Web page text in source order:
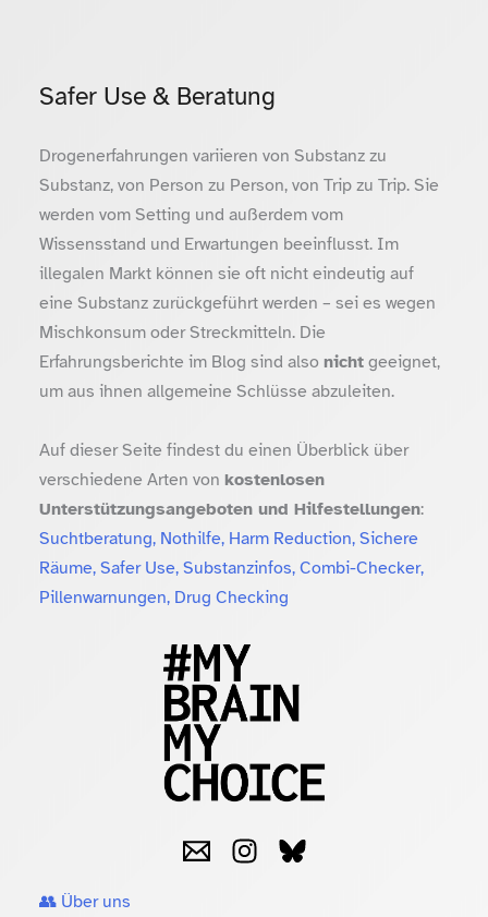
Safer Use & Beratung
Drogenerfahrungen variieren von Substanz zu
Substanz, von Person zu Person, von Trip zu Trip. Sie
werden vom Setting und außerdem vom
Wissensstand und Erwartungen beeinflusst. Im
illegalen Markt können sie oft nicht eindeutig auf
eine Substanz zurückgeführt werden – sei es wegen
Mischkonsum oder Streckmitteln. Die
Erfahrungsberichte im Blog sind also nichtgeeignet,
um aus ihnen allgemeine Schlüsse abzuleiten.
Auf dieser Seite findest du einen Überblick über
verschiedene Arten von kostenlosen
Unterstützungsangeboten und Hilfestellungen:
Suchtberatung, Nothilfe, Harm Reduction, Sichere
Räume, Safer Use, Substanzinfos, Combi-Checker,
Pillenwarnungen, Drug Checking
👥 Über uns